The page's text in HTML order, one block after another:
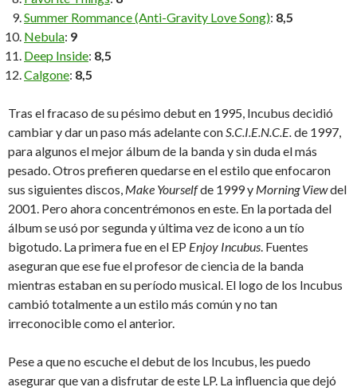
Summer Rommance (Anti-Gravity Love Song): 8,5
Nebula: 9
Deep Inside: 8,5
Calgone: 8,5
Tras el fracaso de su pésimo debut en 1995, Incubus decidió
cambiar y dar un paso más adelante conS.C.I.E.N.C.E.de 1997,
para algunos el mejor álbum de la banda y sin duda el más
pesado. Otros prefieren quedarse en el estilo que enfocaron
sus siguientes discos, Make Yourselfde 1999 y Morning Viewdel
2001. Pero ahora concentrémonos en este. En la portada del
álbum se usó por segunda y última vez de icono a un tío
bigotudo. La primera fue en el EP Enjoy Incubus. Fuentes
aseguran que ese fue el profesor de ciencia de la banda
mientras estaban en su período musical. El logo de los Incubus
cambió totalmente a un estilo más común y no tan
irreconocible como el anterior.
Pese a que no escuche el debut de los Incubus, les puedo
asegurar que van a disfrutar de este LP. La influencia que dejó